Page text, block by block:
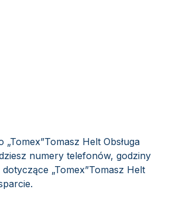
Helt Obsługa
numery telefonów, godziny
„Tomex”Tomasz Helt